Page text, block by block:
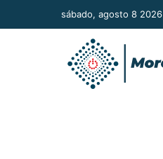
sábado, agosto 8 2026